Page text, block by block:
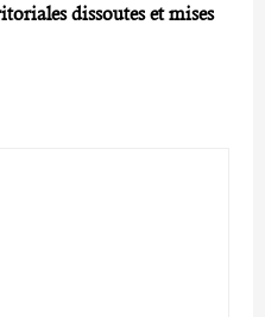
dissoutes et mises